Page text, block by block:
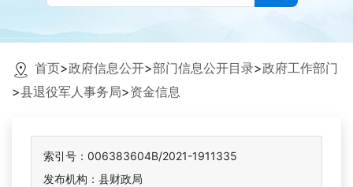
首页>政府信息公开>部门信息公开目录>政府工作部门
>县退役军人事务局>资金信息
索引号：006383604B/2021-1911335
发布机构：县财政局